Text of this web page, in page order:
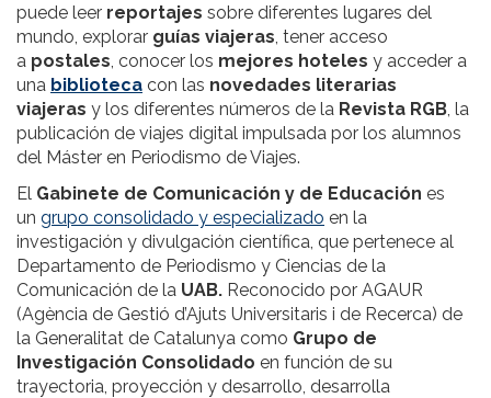
puede leer reportajes sobre diferentes lugares del
mundo, explorar guías viajeras , tener acceso
a postales , conocer los mejores hoteles y acceder a
una biblioteca con las novedades literarias
viajeras y los diferentes números de la Revista RGB , la
publicación de viajes digital impulsada por los alumnos
del Máster en Periodismo de Viajes.
El Gabinete de Comunicación y de Educación es
un grupo consolidado y especializado en la
investigación y divulgación científica, que pertenece al
Departamento de Periodismo y Ciencias de la
Comunicación de la UAB. Reconocido por AGAUR
(Agència de Gestió d’Ajuts Universitaris i de Recerca) de
la Generalitat de Catalunya como Grupo de
Investigación Consolidado en función de su
trayectoria, proyección y desarrollo, desarrolla